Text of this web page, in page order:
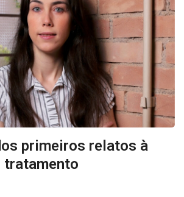
primeiros relatos à
tratamento